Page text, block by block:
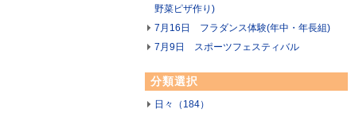
野菜ピザ作り)
7月16日 フラダンス体験(年中・年長組)
7月9日 スポーツフェスティバル
分類選択
日々（184）